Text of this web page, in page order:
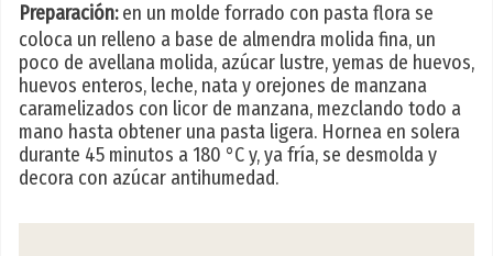
Preparación:en un molde forrado con pasta flora se
coloca un relleno a base de almendra molida fina, un
poco de avellana molida, azúcar lustre, yemas de huevos,
huevos enteros, leche, nata y orejones de manzana
caramelizados con licor de manzana, mezclando todo a
mano hasta obtener una pasta ligera. Hornea en solera
durante 45 minutos a 180 °C y, ya fría, se desmolda y
decora con azúcar antihumedad.